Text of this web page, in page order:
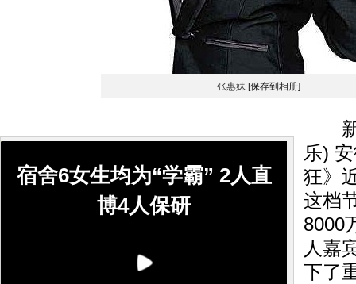
张惠妹 [保存到相册]
宿舍6女生均为“学霸” 2人直
博4人保研
新
乐)
狂》
这档
8000
人嘉
下了